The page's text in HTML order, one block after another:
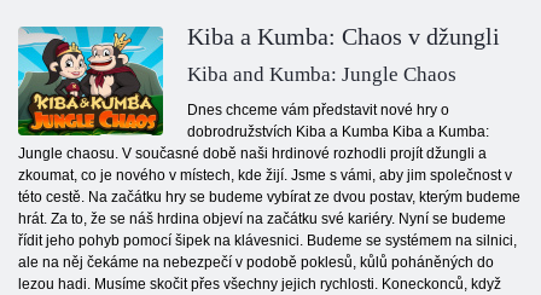
Kiba a Kumba: Chaos v džungli
Kiba and Kumba: Jungle Chaos
Dnes chceme vám představit nové hry o
dobrodružstvích Kiba a Kumba Kiba a Kumba:
Jungle chaosu. V současné době naši hrdinové rozhodli projít džungli a
zkoumat, co je nového v místech, kde žijí. Jsme s vámi, aby jim společnost v
této cestě. Na začátku hry se budeme vybírat ze dvou postav, kterým budeme
hrát. Za to, že se náš hrdina objeví na začátku své kariéry. Nyní se budeme
řídit jeho pohyb pomocí šipek na klávesnici. Budeme se systémem na silnici,
ale na něj čekáme na nebezpečí v podobě poklesů, kůlů poháněných do
lezou hadi. Musíme skočit přes všechny jejich rychlosti. Koneckonců, když